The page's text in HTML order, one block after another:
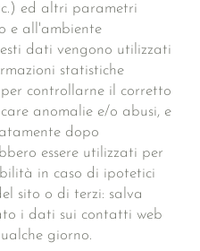
ed altri parametri
e all'ambiente
dati vengono utilizzati
statistiche
controllarne il corretto
anomalie e/o abusi, e
dopo
essere utilizzati per
in caso di ipotetici
sito o di terzi: salva
i dati sui contatti web
giorno.